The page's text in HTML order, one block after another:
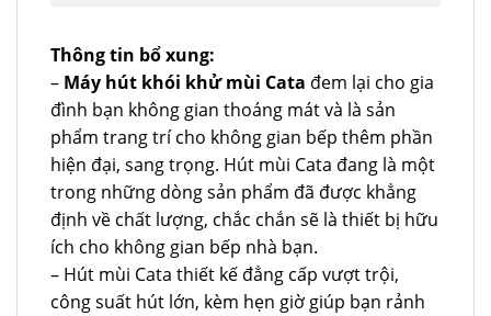
Thông tin bổ xung:
– Máy hút khói khử mùi Cata đem lại cho gia
đình bạn không gian thoáng mát và là sản
phẩm trang trí cho không gian bếp thêm phần
hiện đại, sang trọng. Hút mùi Cata đang là một
trong những dòng sản phẩm đã được khẳng
định về chất lượng, chắc chắn sẽ là thiết bị hữu
ích cho không gian bếp nhà bạn.
– Hút mùi Cata thiết kế đẳng cấp vượt trội,
công suất hút lớn, kèm hẹn giờ giúp bạn rảnh